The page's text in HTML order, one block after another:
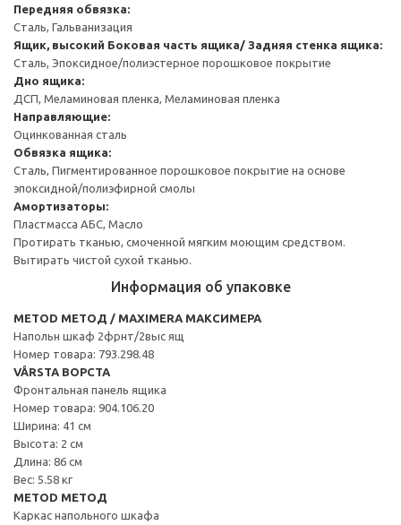
Передняя обвязка:
Сталь, Гальванизация
Ящик, высокий Боковая часть ящика/ Задняя стенка ящика:
Сталь, Эпоксидное/полиэстерное порошковое покрытие
Дно ящика:
ДСП, Меламиновая пленка, Меламиновая пленка
Направляющие:
Оцинкованная сталь
Обвязка ящика:
Сталь, Пигментированное порошковое покрытие на основе
эпоксидной/полиэфирной смолы
Амортизаторы:
Пластмасса АБС, Масло
Протирать тканью, смоченной мягким моющим средством.
Вытирать чистой сухой тканью.
Информация об упаковке
METOD МЕТОД / MAXIMERA МАКСИМЕРА
Напольн шкаф 2фрнт/2выс ящ
Номер товара: 793.298.48
VÅRSTA ВОРСТА
Фронтальная панель ящика
Номер товара: 904.106.20
Ширина: 41 см
Высота: 2 см
Длина: 86 см
Вес: 5.58 кг
METOD МЕТОД
Каркас напольного шкафа